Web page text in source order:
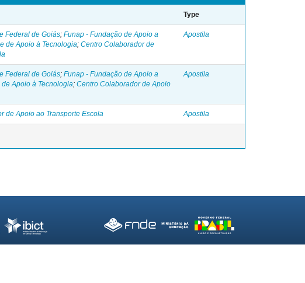
Type
Federal de Goiás; Funap - Fundação de Apoio a
de Apoio à Tecnologia; Centro Colaborador de
Apostila
Federal de Goiás; Funap - Fundação de Apoio a
Apoio à Tecnologia; Centro Colaborador de Apoio
Apostila
de Apoio ao Transporte Escola Apostila